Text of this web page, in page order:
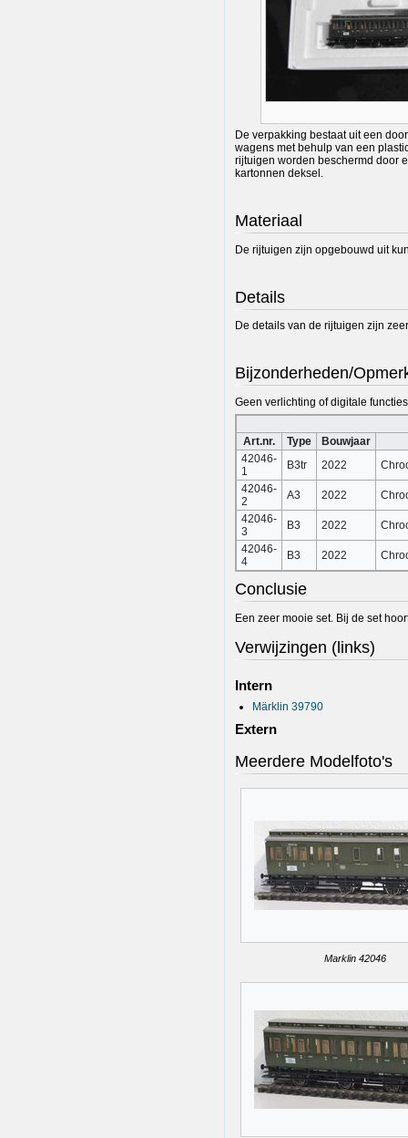
De verpakking bestaat uit een
wagens met behulp van een
rijtuigen worden beschermd door
kartonnen deksel.
Materiaal
De rijtuigen zijn opgebouwd uit
Details
De details van de rijtuigen zijn
Bijzonderheden/
Geen verlichting of digitale
Art.nr. Type
Bouwjaar
42046-
1
B3tr 2022
42046-
2
A3 2022
42046-
3
B3 2022
42046-
4
B3 2022
Conclusie
Een zeer mooie set. Bij de set
Verwijzingen (links)
Intern
Märklin 39790
Extern
Meerdere Modelfoto's
Marklin 42046